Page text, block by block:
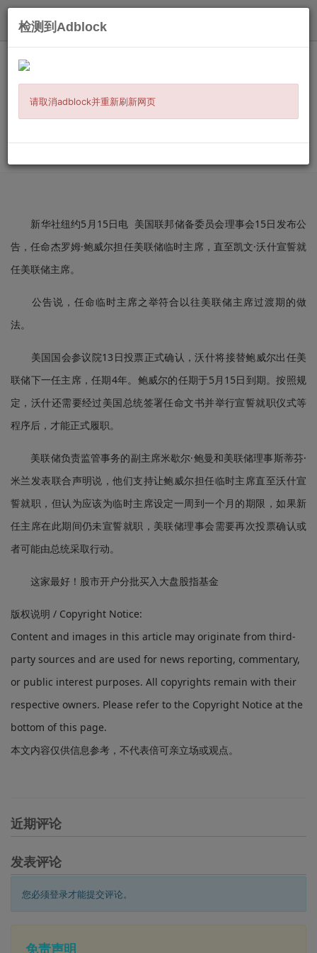
美联储任命鲍威尔担任临时主席.......
发布：2026-05-16 来源:新华社
微信扫二维码
新华社纽约5月15日电 美国联邦储备委员会理事会15日发布公
告，任命杰罗姆·鲍威尔担任美联储临时主席，直至凯文·沃什宣誓就
任美联储主席。
公告说，任命临时主席之举符合以往美联储主席过渡期的做
法。
美国国会参议院13日投票正式确认，沃什将接替鲍威尔出任美
联储下一任主席，任期4年。鲍威尔的任期于5月15日到期。按照规
定，沃什还需要经过美国总统签署任命文书并举行宣誓就职仪式等
程序后，才能正式履职。
美联储负责监管事务的副主席米歇尔·鲍曼和美联储理事斯蒂芬·
米兰发表联合声明说，他们支持让鲍威尔担任临时主席直至沃什宣
誓就职，但认为应该为临时主席设定一周到一个月的期限，如果新
任主席在此期间仍未宣誓就职，美联储理事会需要再次投票确认或
者可能由总统采取行动。
这家最好！股市开户分批买入大盘股指基金
版权说明 / Copyright Notice:
Content and images in this article may originate from third-
party sources and are used for news reporting, commentary,
or public interest purposes. All copyrights remain with their
respective owners. Please refer to the Copyright Notice at the
bottom of this page.
本文内容仅供信息参考，不代表倍可亲立场或观点。
近期评论
发表评论
您必须登录才能提交评论。
免责声明
检测到Adblock
请取消adblock并重新刷新网页